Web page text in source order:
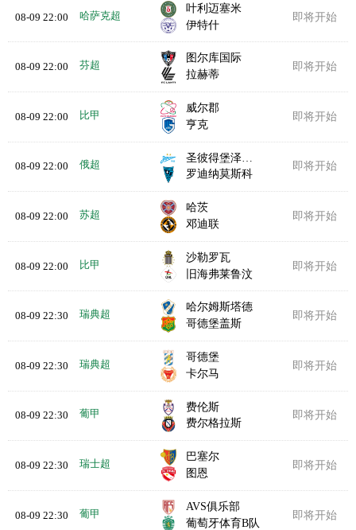
08-09 22:00 哈萨克超
叶利迈塞米
伊特什
即将开始
08-09 22:00 芬超
图尔库国际
拉赫蒂
即将开始
08-09 22:00 比甲
威尔郡
亨克
即将开始
08-09 22:00 俄超
圣彼得堡泽尼特
罗迪纳莫斯科
即将开始
08-09 22:00 苏超
哈茨
邓迪联
即将开始
08-09 22:00 比甲
沙勒罗瓦
旧海弗莱鲁汶
即将开始
08-09 22:30 瑞典超
哈尔姆斯塔德
哥德堡盖斯
即将开始
08-09 22:30 瑞典超
哥德堡
卡尔马
即将开始
08-09 22:30 葡甲
费伦斯
费尔格拉斯
即将开始
08-09 22:30 瑞士超
巴塞尔
图恩
即将开始
08-09 22:30 葡甲
AVS俱乐部
葡萄牙体育B队
即将开始